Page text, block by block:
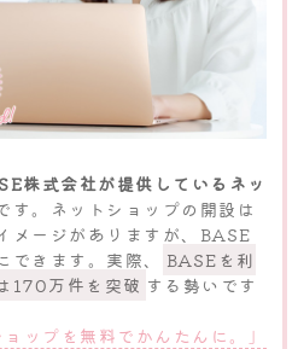
株式会社が提供しているネッ
す。ネットショップの開設は
メージがありますが、BASE
きます。実際、
BASEを利
170万件を突破 する勢いです
ップを無料でかんたんに。」